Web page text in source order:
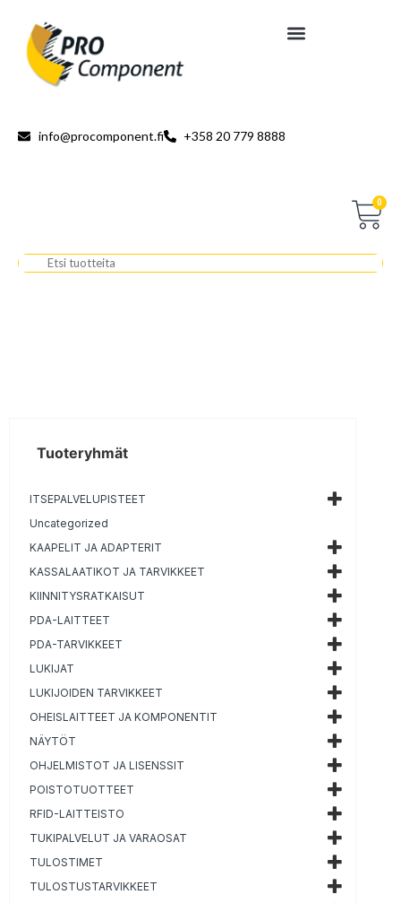
info@procomponent.fi +358 20 779 8888
0
Tuoteryhmät
ITSEPALVELUPISTEET
Uncategorized
KAAPELIT JA ADAPTERIT
KASSALAATIKOT JA TARVIKKEET
KIINNITYSRATKAISUT
PDA-LAITTEET
PDA-TARVIKKEET
LUKIJAT
LUKIJOIDEN TARVIKKEET
OHEISLAITTEET JA KOMPONENTIT
NÄYTÖT
OHJELMISTOT JA LISENSSIT
POISTOTUOTTEET
RFID-LAITTEISTO
TUKIPALVELUT JA VARAOSAT
TULOSTIMET
TULOSTUSTARVIKKEET